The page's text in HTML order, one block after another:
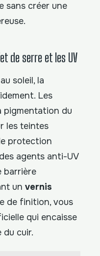
sans créer une
de serre et les UV
soleil, la
Les
pigmentation du
les teintes
protection
agents anti-UV
barrière
un vernis
de finition, vous
qui encaisse
du cuir.